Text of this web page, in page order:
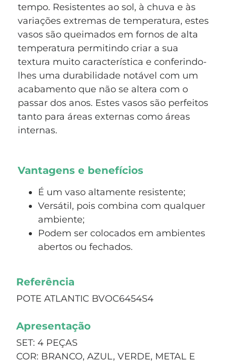
tempo. Resistentes ao sol, à chuva e às
variações extremas de temperatura, estes
vasos são queimados em fornos de alta
temperatura permitindo criar a sua
textura muito característica e conferindo-
lhes uma durabilidade notável com um
acabamento que não se altera com o
passar dos anos. Estes vasos são perfeitos
tanto para áreas externas como áreas
internas.
Vantagens e benefícios
É um vaso altamente resistente;
Versátil, pois combina com qualquer
ambiente;
Podem ser colocados em ambientes
abertos ou fechados.
Referência
POTE ATLANTIC BVOC6454S4
Apresentação
SET: 4 PEÇAS
COR: BRANCO, AZUL, VERDE, METAL E